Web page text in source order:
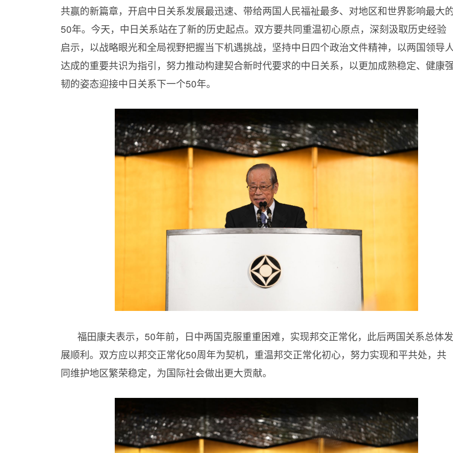
共赢的新篇章，开启中日关系发展最迅速、带给两国人民福祉最多、对地区和世界影响最大
50年。今天，中日关系站在了新的历史起点。双方要共同重温初心原点，深刻汲取历史经验
启示，以战略眼光和全局视野把握当下机遇挑战，坚持中日四个政治文件精神，以两国领导人
达成的重要共识为指引，努力推动构建契合新时代要求的中日关系，以更加成熟稳定、健康
韧的姿态迎接中日关系下一个50年。
福田康夫表示，50年前，日中两国克服重重困难，实现邦交正常化，此后两国关系总体发
展顺利。双方应以邦交正常化50周年为契机，重温邦交正常化初心，努力实现和平共处，共
同维护地区繁荣稳定，为国际社会做出更大贡献。